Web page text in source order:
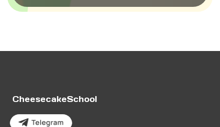
CheesecakeSchool